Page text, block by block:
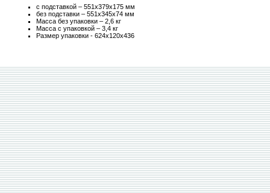
с подставкой – 551x379x175 мм
без подставки – 551x345x74 мм
Масса без упаковки – 2,6 кг
Масса c упаковкой – 3,4 кг
Размер упаковки - 624x120x436